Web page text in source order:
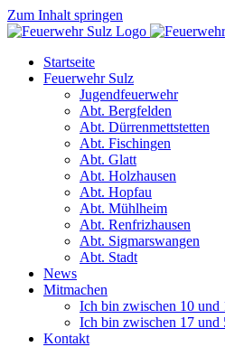
Zum Inhalt springen
Startseite
Feuerwehr Sulz
Jugendfeuerwehr
Abt. Bergfelden
Abt. Dürrenmettstetten
Abt. Fischingen
Abt. Glatt
Abt. Holzhausen
Abt. Hopfau
Abt. Mühlheim
Abt. Renfrizhausen
Abt. Sigmarswangen
Abt. Stadt
News
Mitmachen
Ich bin zwischen 10 und
Ich bin zwischen 17 und
Kontakt